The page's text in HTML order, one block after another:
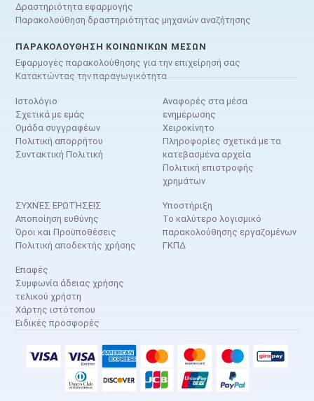
Δραστηριότητα εφαρμογής
Παρακολούθηση δραστηριότητας μηχανών αναζήτησης
ΠΑΡΑΚΟΛΟΎΘΗΣΗ ΚΟΙΝΩΝΙΚΏΝ ΜΈΣΩΝ
Εφαρμογές παρακολούθησης για την επιχείρησή σας
Κατακτώντας την παραγωγικότητα
Ιστολόγιο
Σχετικά με εμάς
Ομάδα συγγραφέων
Πολιτική απορρήτου
Συντακτική Πολιτική
Αναφορές στα μέσα
ενημέρωσης
Χειροκίνητο
Πληροφορίες σχετικά με τα
κατεβασμένα αρχεία
Πολιτική επιστροφής
χρημάτων
ΣΥΧΝΈΣ ΕΡΩΤΉΣΕΙΣ
Αποποίηση ευθύνης
Όροι και Προϋποθέσεις
Πολιτική αποδεκτής χρήσης
Υποστήριξη
Το καλύτερο λογισμικό
παρακολούθησης εργαζομένων
ΓΚΠΔ
Επαφές
Συμφωνία άδειας χρήσης
τελικού χρήστη
Χάρτης ιστότοπου
Ειδικές προσφορές